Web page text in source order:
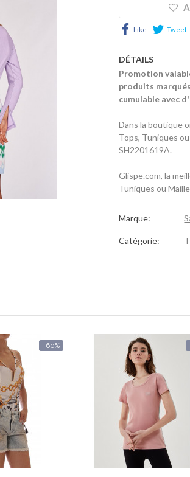
Like Tweet
DÉTAILS
Promotion
produits
cumulable avec
Dans la boutique
Tops, Tuniques
SH2201619A.
Glispe.com, la
Tuniques ou
Marque:
Catégorie:
-60%